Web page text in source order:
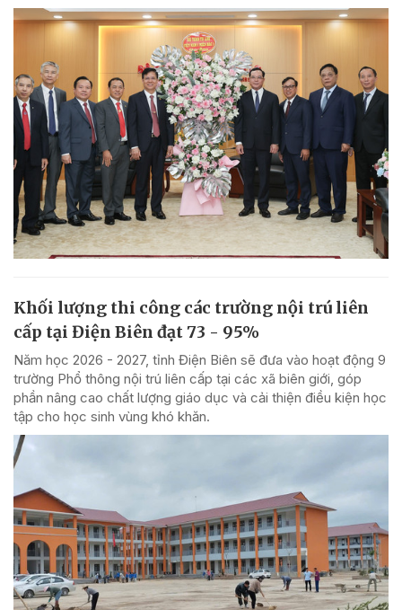
Khối lượng thi công các trường nội trú liên
cấp tại Điện Biên đạt 73 - 95%
Năm học 2026 - 2027, tỉnh Điện Biên sẽ đưa vào hoạt động 9
trường Phổ thông nội trú liên cấp tại các xã biên giới, góp
phần nâng cao chất lượng giáo dục và cải thiện điều kiện học
tập cho học sinh vùng khó khăn.